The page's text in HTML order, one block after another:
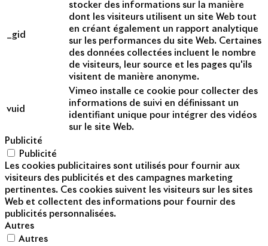
_gid
stocker des informations sur la manière
dont les visiteurs utilisent un site Web tout
en créant également un rapport analytique
sur les performances du site Web. Certaines
des données collectées incluent le nombre
de visiteurs, leur source et les pages qu'ils
visitent de manière anonyme.
vuid
Vimeo installe ce cookie pour collecter des
informations de suivi en définissant un
identifiant unique pour intégrer des vidéos
sur le site Web.
Publicité
Publicité
Les cookies publicitaires sont utilisés pour fournir aux
visiteurs des publicités et des campagnes marketing
pertinentes. Ces cookies suivent les visiteurs sur les sites
Web et collectent des informations pour fournir des
publicités personnalisées.
Autres
Autres